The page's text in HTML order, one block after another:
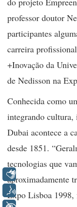
professor doutor
participantes
carreira
+Inovação da
de Nedisson na
Conhecida como
integrando cultura,
Dubai acontece a
desde 1851.
tecnologias que
aproximadamente
Expo Lisboa 1998,
Libras
Voz